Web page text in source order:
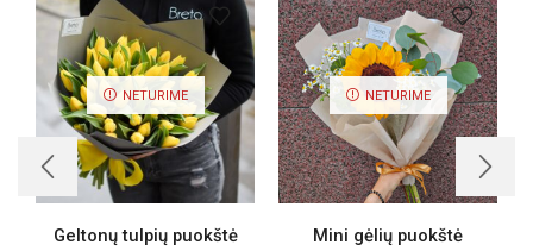
NETURIME
Geltonų tulpių puokštė
NETURIME
Mini gėlių puokštė